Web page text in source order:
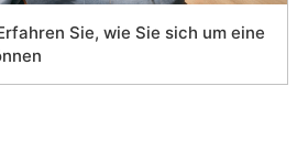
Sie, wie Sie sich um eine